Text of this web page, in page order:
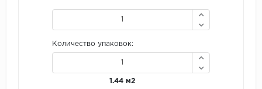
Количество упаковок:
1.44 м2